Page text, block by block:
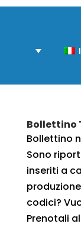
Bollettino
Bollettino
Sono
inseriti a
codici?
Prenotali